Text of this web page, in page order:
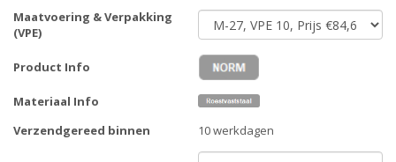
Maatvoering & Verpakking
(VPE)
Product Info
Materiaal Info
Verzendgereed binnen
10 werkdagen